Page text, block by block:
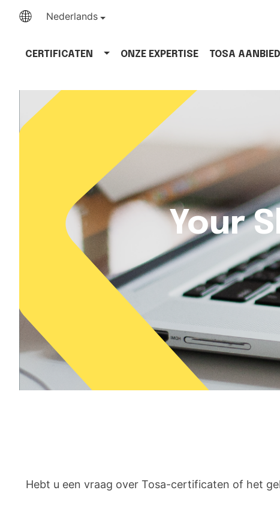
Nederlands
CERTIFICATEN ONZE EXPERTISE TOSA
Your
Hebt u een vraag over Tosa-certificaten of het